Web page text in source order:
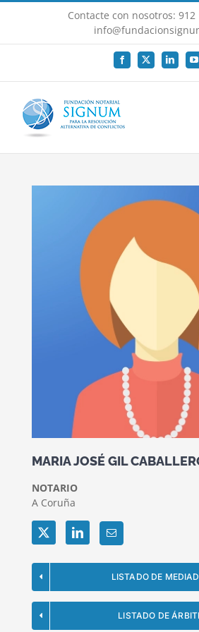
Saltar
Contacte con nosotros: 912
Facebook
X LinkedIn
MARIA JOSÉ GIL
NOTARIO
A Coruña
TwitterLinkedIn
LISTADO DE
LISTADO DE